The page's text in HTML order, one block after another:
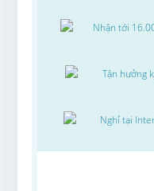
Nhận tới
Tận hưởng
Nghỉ tại